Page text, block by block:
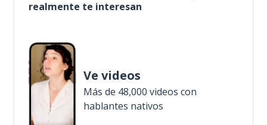
realmente te interesan
Ve videos
Más de 48,000 videos con
hablantes nativos